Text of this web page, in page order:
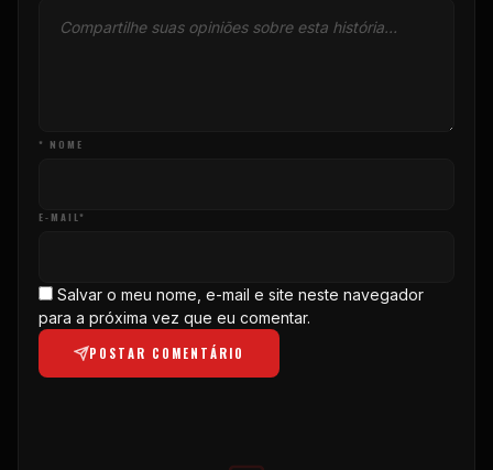
* NOME
E-MAIL*
Salvar o meu nome, e-mail e site neste navegador
para a próxima vez que eu comentar.
POSTAR COMENTÁRIO